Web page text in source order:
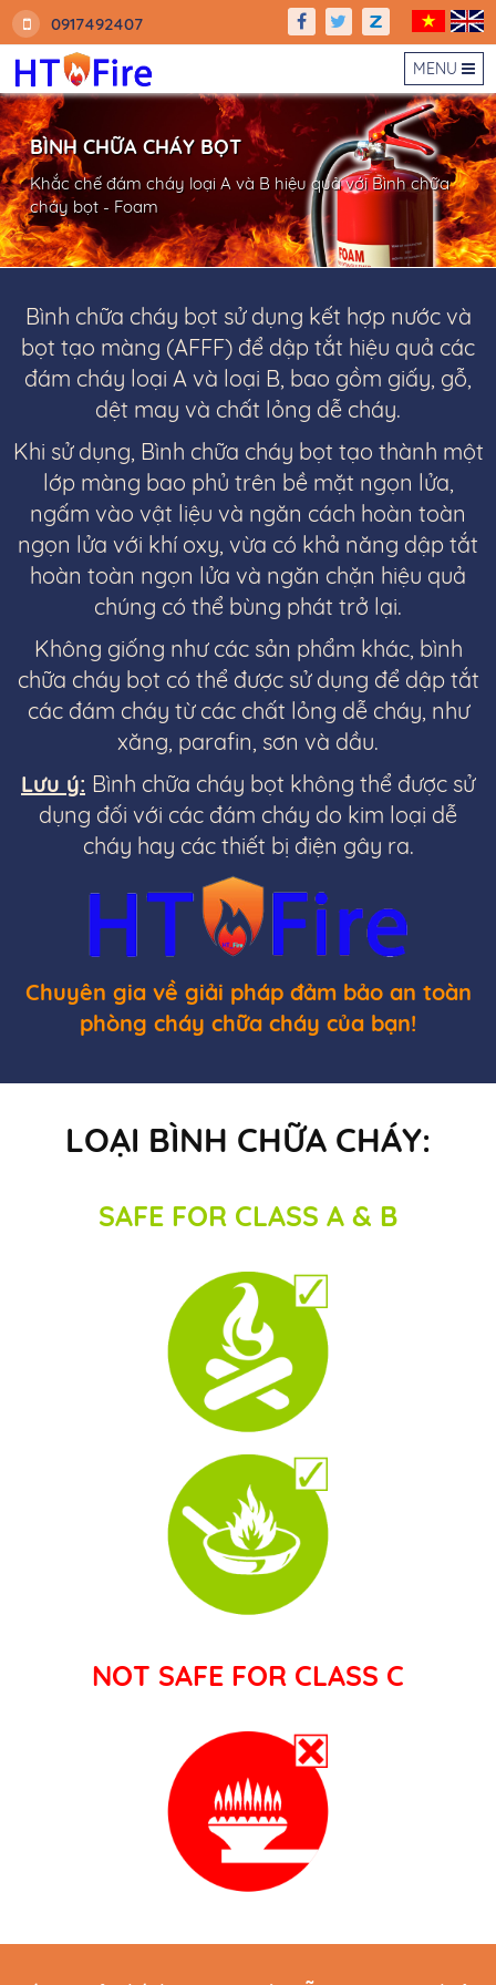
0917492407
MENU
BÌNH CHỮA CHÁY BỌT
Khắc chế đám cháy loại A và B hiệu quả với Bình chữa
cháy bọt - Foam
Bình chữa cháy bọt sử dụng kết hợp nước và
bọt tạo màng (AFFF) để dập tắt hiệu quả các
đám cháy loại A và loại B, bao gồm giấy, gỗ,
dệt may và chất lỏng dễ cháy.
Khi sử dụng, Bình chữa cháy bọt tạo thành một
lớp màng bao phủ trên bề mặt ngọn lửa,
ngấm vào vật liệu và ngăn cách hoàn toàn
ngọn lửa với khí oxy, vừa có khả năng dập tắt
hoàn toàn ngọn lửa và ngăn chặn hiệu quả
chúng có thể bùng phát trở lại.
Không giống như các sản phẩm khác, bình
chữa cháy bọt có thể được sử dụng để dập tắt
các đám cháy từ các chất lỏng dễ cháy, như
xăng, parafin, sơn và dầu.
Lưu ý: Bình chữa cháy bọt không thể được sử
dụng đối với các đám cháy do kim loại dễ
cháy hay các thiết bị điện gây ra.
Chuyên gia về giải pháp đảm bảo an toàn
phòng cháy chữa cháy của bạn!
LOẠI BÌNH CHỮA CHÁY:
SAFE FOR CLASS A & B
NOT SAFE FOR CLASS C